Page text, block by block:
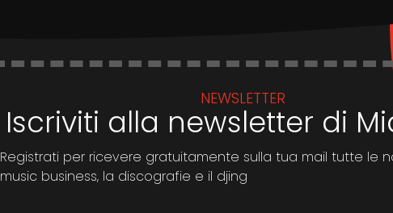
NEWSLETTER
Iscriviti alla newsletter di
Registrati per ricevere gratuitamente sulla tua mail tutte le
music business, la discografie e il djing